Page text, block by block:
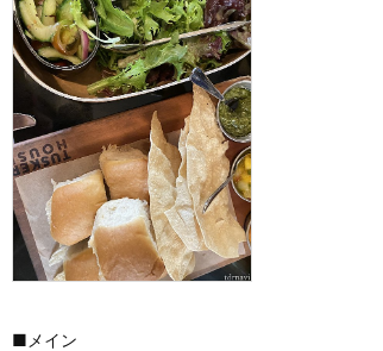
■メイン